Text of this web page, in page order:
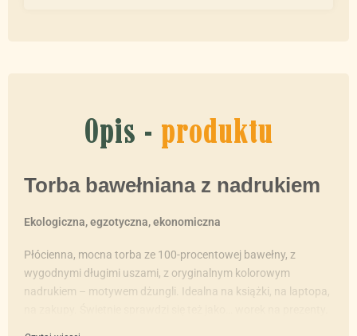
Opis - produktu
Torba bawełniana z nadrukiem
Ekologiczna, egzotyczna, ekonomiczna
Płócienna, mocna torba ze 100-procentowej bawełny, z
wygodnymi długimi uszami, z oryginalnym kolorowym
nadrukiem – motywem dżungli. Idealna na książki, na laptopa,